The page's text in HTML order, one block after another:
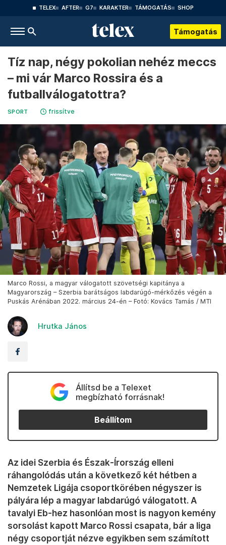
TELEX AFTER G7 KARAKTER TÁMOGATÁS SHOP
Támogatás
Tíz nap, négy pokolian nehéz meccs
– mi vár Marco Rossira és a
futballválogatottra?
SPORT frissítve
Marco Rossi, a magyar válogatott szövetségi kapitánya a
Magyarország – Szerbia barátságos labdarúgó-mérkőzés végén a
Puskás Arénában 2022. március 24-én – Fotó: Kovács Tamás / MTI
Hrutka János
Állítsd be a Telexet
megbízható forrásnak!
Beállítom
Az idei Szerbia és Észak-Írország elleni
ráhangolódás után a következő két hétben a
Nemzetek Ligája csoportkörében négyszer is
pályára lép a magyar labdarúgó válogatott. A
tavalyi Eb-hez hasonlóan most is nagyon kemény
sorsolást kapott Marco Rossi csapata, bár a liga
négy csoportját nézve egyikben sem számított